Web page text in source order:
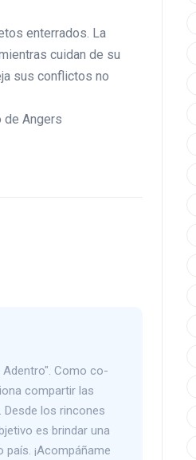
enterrados. La
cuidan de su
sus conflictos no
de Angers
Como co-
compartir las
Desde los rincones
es brindar una
¡Acompáñame